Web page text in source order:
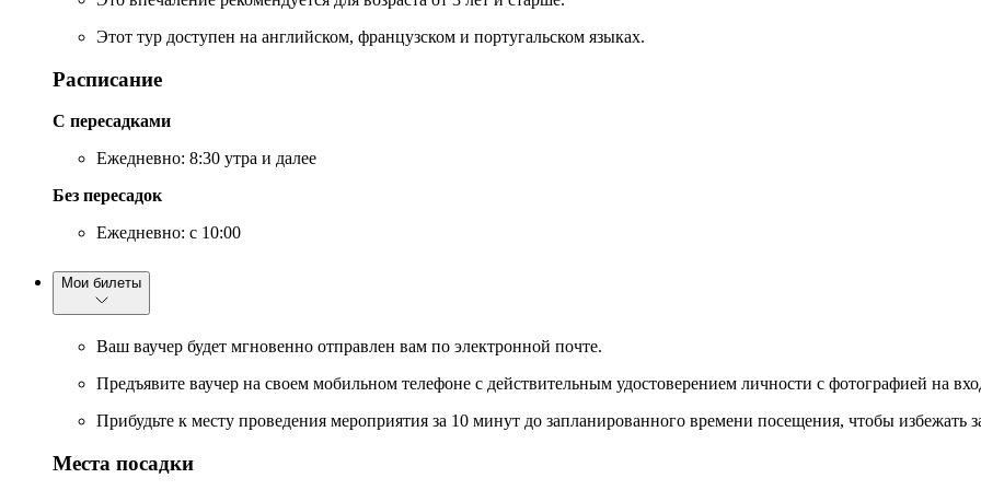
Этот тур доступен на английском, французском и португальском языках.
Расписание
С пересадками
Ежедневно: 8:30 утра и далее
Без пересадок
Ежедневно: с 10:00
Мои билеты
Ваш ваучер будет мгновенно отправлен вам по электронной почте.
Предъявите ваучер на своем мобильном телефоне с действительным удостоверением личности с фотографией на
Прибудьте к месту проведения мероприятия за 10 минут до запланированного времени посещения, чтобы избежать
Места посадки